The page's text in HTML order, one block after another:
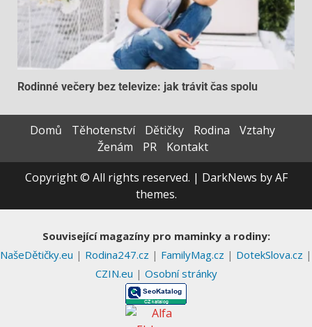
Rodinné večery bez televize: jak trávit čas spolu
Domů Těhotenství Dětičky Rodina
Vztahy
Ženám
PR
Kontakt
Copyright © All rights reserved. | DarkNews by AF
themes.
Související magazíny pro maminky a rodiny:
NašeDětičky.eu | Rodina247.cz | FamilyMag.cz | DotekSlova.cz |
CZIN.eu | Osobní stránky